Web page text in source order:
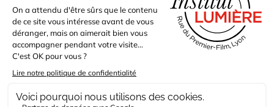
Édition
Jeune public
Bibliothèque
Partenaires
Location des lieux
Abonnement